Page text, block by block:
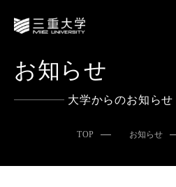
お知らせ
大学からのお知らせ
TOP お知らせ